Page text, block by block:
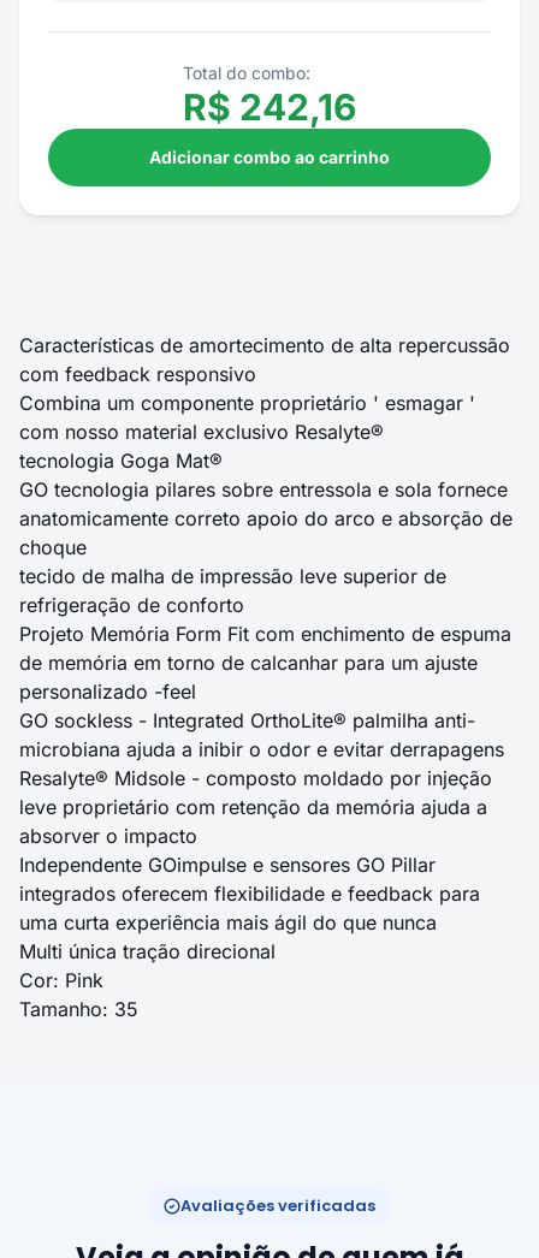
Total do combo:
R$ 242,16
Adicionar combo ao carrinho
Características de amortecimento de alta repercussão
com feedback responsivo
Combina um componente proprietário ' esmagar '
com nosso material exclusivo Resalyte®
tecnologia Goga Mat®
GO tecnologia pilares sobre entressola e sola fornece
anatomicamente correto apoio do arco e absorção de
choque
tecido de malha de impressão leve superior de
refrigeração de conforto
Projeto Memória Form Fit com enchimento de espuma
de memória em torno de calcanhar para um ajuste
personalizado -feel
GO sockless - Integrated OrthoLite® palmilha anti-
microbiana ajuda a inibir o odor e evitar derrapagens
Resalyte® Midsole - composto moldado por injeção
leve proprietário com retenção da memória ajuda a
absorver o impacto
Independente GOimpulse e sensores GO Pillar
integrados oferecem flexibilidade e feedback para
uma curta experiência mais ágil do que nunca
Multi única tração direcional
Cor: Pink
Tamanho: 35
Avaliações verificadas